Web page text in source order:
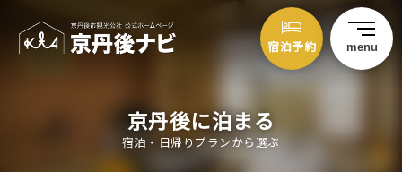
宿泊予約 menu
京丹後に泊まる
宿泊・日帰りプランから選ぶ